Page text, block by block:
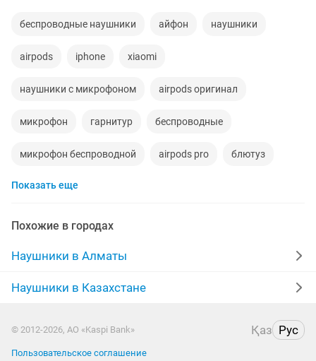
беспроводные наушники айфон наушники
airpods iphone xiaomi
наушники с микрофоном airpods оригинал
микрофон гарнитур беспроводные
микрофон беспроводной airpods pro блютуз
airdots игровые наушники
айрподс samsung наушники
xiaomi redmi bluetooth наушники
качество наушники оригинал
Показать еще
Похожие в городах
Наушники в Алматы
Наушники в Казахстане
© 2012-2026, АО «Kaspi Bank» Қаз Рус
Пользовательское соглашение